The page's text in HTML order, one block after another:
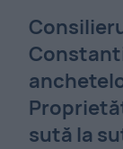
sută la